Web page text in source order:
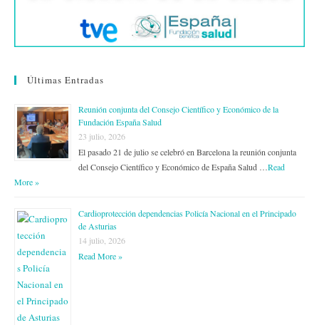
Últimas Entradas
Reunión conjunta del Consejo Científico y Económico de la
Fundación España Salud
23 julio, 2026
El pasado 21 de julio se celebró en Barcelona la reunión conjunta
del Consejo Científico y Económico de España Salud … Read
More »
Cardioprotección dependencias Policía Nacional en el Principado
de Asturias
14 julio, 2026
Read More »